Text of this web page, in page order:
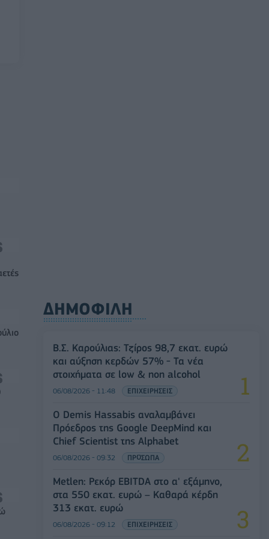
ΔΗΜΟΦΙΛΗ
Β.Σ. Καρούλιας: Τζίρος 98,7 εκατ. ευρώ
και αύξηση κερδών 57% - Τα νέα
στοιχήματα σε low & non alcohol
06/08/2026 - 11:48 ΕΠΙΧΕΙΡΗΣΕΙΣ
Ο Demis Hassabis αναλαμβάνει
Πρόεδρος της Google DeepMind και
Chief Scientist της Alphabet
06/08/2026 - 09:32 ΠΡΟΣΩΠΑ
Metlen: Ρεκόρ EBITDA στο α' εξάμηνο,
στα 550 εκατ. ευρώ – Καθαρά κέρδη
313 εκατ. ευρώ
06/08/2026 - 09:12 ΕΠΙΧΕΙΡΗΣΕΙΣ